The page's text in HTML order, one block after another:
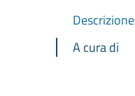
Descrizione
A cura di